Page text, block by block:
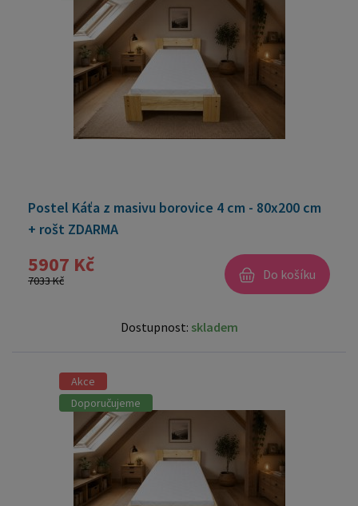
Postel Káťa z masivu borovice 4 cm - 80x200 cm
+ rošt ZDARMA
5907 Kč
7033 Kč Do košíku
Dostupnost: skladem
Akce
Doporučujeme